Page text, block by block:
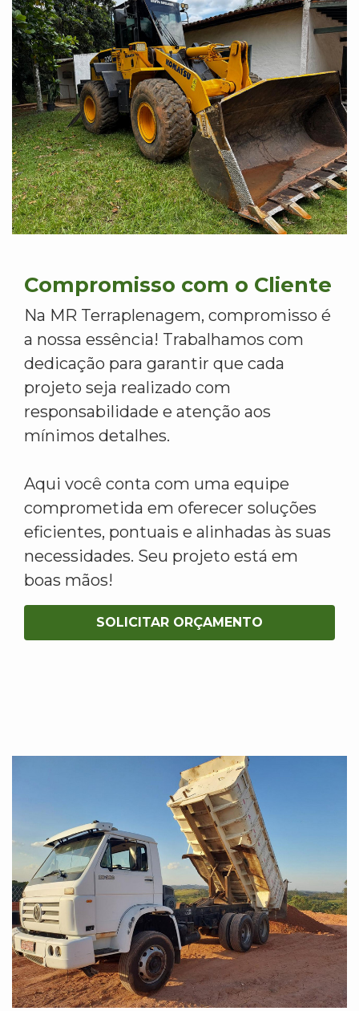
Compromisso com o Cliente
Na MR Terraplenagem, compromisso é
a nossa essência! Trabalhamos com
dedicação para garantir que cada
projeto seja realizado com
responsabilidade e atenção aos
mínimos detalhes.
Aqui você conta com uma equipe
comprometida em oferecer soluções
eficientes, pontuais e alinhadas às suas
necessidades. Seu projeto está em
boas mãos!
SOLICITAR ORÇAMENTO